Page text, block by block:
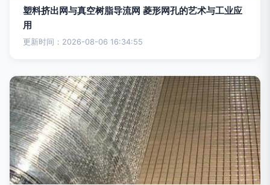
塑料挤出网与真空树脂导流网 菱形网孔的艺术与工业应
用
更新时间：2026-08-06 16:34:55